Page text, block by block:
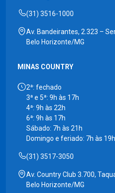
(31) 3516-1000
Av. Bandeirantes, 2.323 –
Belo Horizonte/MG
MINAS COUNTRY
2ª: fechado
3ª e 5ª: 9h às 17h
4ª: 9h às 22h
6ª: 9h às 17h
Sábado: 7h às 21h
Domingo e feriado: 7h às 19h
(31) 3517-3050
Av. Country Club 3.700,
Belo Horizonte/MG